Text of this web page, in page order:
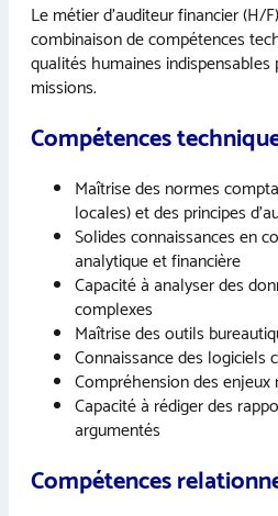
Le métier d’auditeur financier (H/
combinaison de compétences
qualités humaines
missions.
Compétences
Maîtrise des normes
locales) et des principes
Solides connaissances en
analytique et financière
Capacité à analyser des
complexes
Maîtrise des outils
Connaissance des logiciels
Compréhension des
Capacité à rédiger des
argumentés
Compétences